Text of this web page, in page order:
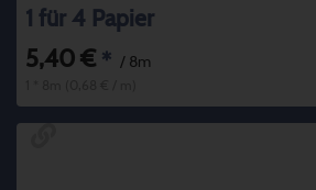
1 für 4 Papier
5,40 € * / 8m